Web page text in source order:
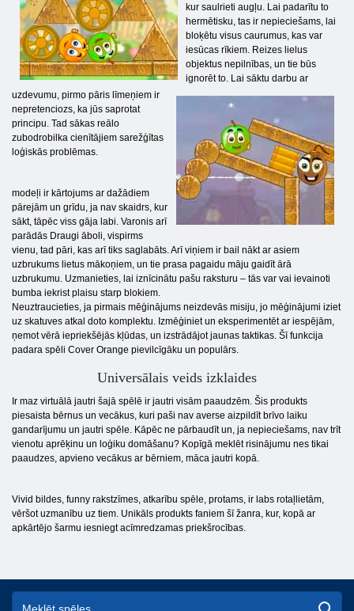
kur saulrieti augļu. Lai padarītu to
hermētisku, tas ir nepieciešams, lai
bloķētu visus caurumus, kas var
iesūcas rīkiem. Reizes lielus
objektus nepilnības, un tie būs
ignorēt to. Lai sāktu darbu ar
uzdevumu, pirmo pāris līmeņiem ir
nepretenciozs, ka jūs saprotat
principu. Tad sākas reālo
zubodrobilka cienītājiem sarežģītas
loģiskās problēmas.
modeļi ir kārtojums ar dažādiem
pārejām un grīdu, ja nav skaidrs, kur
sākt, tāpēc viss gāja labi. Varonis arī
parādās Draugi āboli, vispirms
vienu, tad pāri, kas arī tiks saglabāts. Arī viņiem ir bail nākt ar asiem
uzbrukums lietus mākoņiem, un tie prasa pagaidu māju gaidīt ārā
uzbrukumu. Uzmanieties, lai iznīcinātu pašu raksturu – tās var vai ievainoti
bumba iekrist plaisu starp blokiem.
Neuztraucieties, ja pirmais mēģinājums neizdevās misiju, jo mēģinājumi iziet
uz skatuves atkal doto komplektu. Izmēģiniet un eksperimentēt ar iespējām,
ņemot vērā iepriekšējās kļūdas, un izstrādājot jaunas taktikas. Šī funkcija
padara spēli Cover Orange pievilcīgāku un populārs.
Universālais veids izklaides
Ir maz virtuālā jautri šajā spēlē ir jautri visām paaudzēm. Šis produkts
piesaista bērnus un vecākus, kuri paši nav averse aizpildīt brīvo laiku
gandarījumu un jautri spēle. Kāpēc ne pārbaudīt un, ja nepieciešams, nav trīt
vienotu aprēķinu un loģiku domāšanu? Kopīgā meklēt risinājumu nes tikai
paaudzes, apvieno vecākus ar bērniem, māca jautri kopā.
Vivid bildes, funny rakstzīmes, atkarību spēle, protams, ir labs rotaļlietām,
vēršot uzmanību uz tiem. Unikāls produkts faniem šī žanra, kur, kopā ar
apkārtējo šarmu iesniegt acīmredzamas priekšrocības.